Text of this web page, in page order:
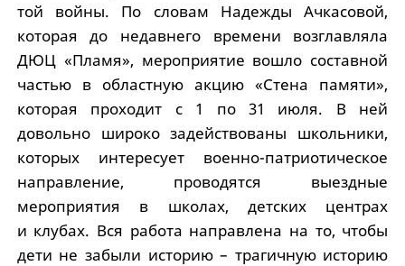
той войны. По словам Надежды Ачкасовой,
которая до недавнего времени возглавляла
ДЮЦ «Пламя», мероприятие вошло составной
частью в областную акцию «Стена памяти»,
которая проходит с 1 по 31 июля. В ней
довольно широко задействованы школьники,
которых интересует военно-патриотическое
направление, проводятся выездные
мероприятия в школах, детских центрах
и клубах. Вся работа направлена на то, чтобы
дети не забыли историю – трагичную историю